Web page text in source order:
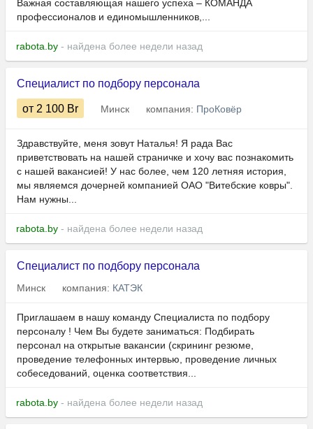
Важная составляющая нашего успеха – КОМАНДА
профессионалов и единомышленников,...
rabota.by - найдена более недели назад
Специалист по подбору персонала
от 2 100 Br Минск компания: ПроКовёр
Здравствуйте, меня зовут Наталья! Я рада Вас
приветствовать на нашей страничке и хочу вас познакомить
с нашей вакансией! У нас более, чем 120 летняя история,
мы являемся дочерней компанией ОАО "Витебские ковры".
Нам нужны...
rabota.by - найдена более недели назад
Специалист по подбору персонала
Минск компания: КАТЭК
Приглашаем в нашу команду Специалиста по подбору
персоналу ! Чем Вы будете заниматься: Подбирать
персонал на открытые вакансии (скрининг резюме,
проведение телефонных интервью, проведение личных
собеседований, оценка соответствия...
rabota.by - найдена более недели назад